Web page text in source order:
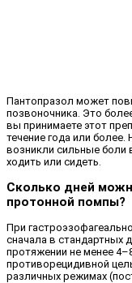
Пантопразол может
позвоночника. Это
вы принимаете этот
течение года или более.
возникли сильные боли
ходить или сидеть.
Сколько дней
протонной помпы?
При
сначала в стандартных
протяжении не менее
противорецидивной
различных режимах